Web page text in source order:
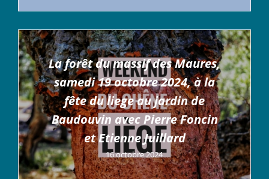
La forêt du massif des Maures,
samedi 19 octobre 2024, à la
fête du liege au jardin de
Baudouvin avec Pierre Foncin
et Etienne Juillard
16 octobre 2024